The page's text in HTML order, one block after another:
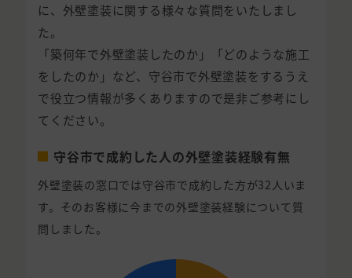
に、外壁塗装に関する様々な質問をいたしまし
た。
「築何年で外壁塗装したのか」「どのような施工
をしたのか」など、守谷市で外壁塗装をするうえ
で役立つ情報が多くありますので是非ご参考にし
てください。
守谷市で成約した人の外壁塗装経験有無
外壁塗装の窓口では守谷市で成約した方が32人いま
す。そのお客様に今までの外壁塗装経験について質
問しました。